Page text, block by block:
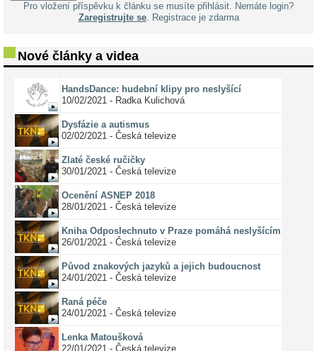
Pro vložení příspěvku k článku se musíte přihlásit. Nemáte login?
Zaregistrujte se. Registrace je zdarma
Nové články a videa
HandsDance: hudební klipy pro neslyšící
10/02/2021 - Radka Kulichová
Dysfázie a autismus
02/02/2021 - Česká televize
Zlaté české ručičky
30/01/2021 - Česká televize
Ocenění ASNEP 2018
28/01/2021 - Česká televize
Kniha Odposlechnuto v Praze pomáhá neslyšícím
26/01/2021 - Česká televize
Původ znakových jazyků a jejich budoucnost
24/01/2021 - Česká televize
Raná péče
24/01/2021 - Česká televize
Lenka Matoušková
22/01/2021 - Česká televize